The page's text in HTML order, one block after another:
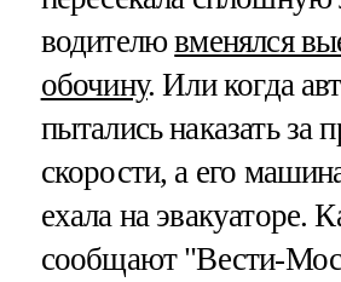
водителювменялся
обочину. Или когда
пытались наказать за
скорости, а его
ехала на эвакуаторе.
сообщают "Вести-